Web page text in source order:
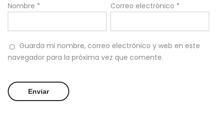
Nombre * Correo electrónico *
Guarda mi nombre, correo electrónico y web en este
navegador para la próxima vez que comente.